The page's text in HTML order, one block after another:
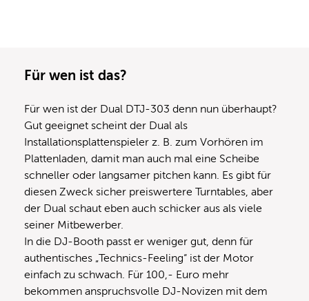
Für wen ist das?
Für wen ist der Dual DTJ-303 denn nun überhaupt?
Gut geeignet scheint der Dual als
Installationsplattenspieler z. B. zum Vorhören im
Plattenladen, damit man auch mal eine Scheibe
schneller oder langsamer pitchen kann. Es gibt für
diesen Zweck sicher preiswertere Turntables, aber
der Dual schaut eben auch schicker aus als viele
seiner Mitbewerber.
In die DJ-Booth passt er weniger gut, denn für
authentisches „Technics-Feeling“ ist der Motor
einfach zu schwach. Für 100,- Euro mehr
bekommen anspruchsvolle DJ-Novizen mit dem